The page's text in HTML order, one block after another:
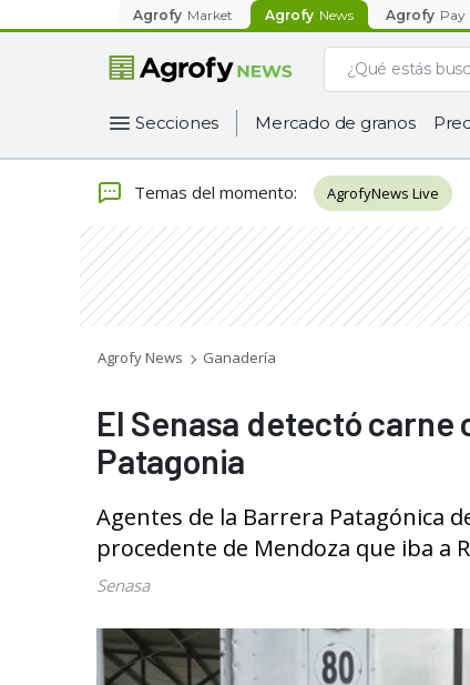
Agrofy Market Agrofy News Agrofy Pay
Secciones Mercado de granos
Temas del momento: AgrofyNews Live
Agrofy News Ganadería
El Senasa detectó
Patagonia
Agentes de la Barrera Patagónica
procedente de Mendoza que iba a
Senasa